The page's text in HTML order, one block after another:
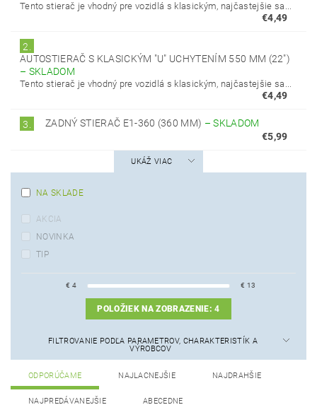
Tento stierač je vhodný pre vozidlá s klasickým, najčastejšie sa...
€4,49
2.
AUTOSTIERAČ S KLASICKÝM "U" UCHYTENÍM 550 MM (22")
– SKLADOM
Tento stierač je vhodný pre vozidlá s klasickým, najčastejšie sa...
€4,49
3. ZADNÝ STIERAČ E1-360 (360 MM) –SKLADOM
€5,99
UKÁŽ VIAC
NA SKLADE
AKCIA
NOVINKA
TIP
€ 4 € 13
POLOŽIEK NA ZOBRAZENIE:4
FILTROVANIE PODĽA PARAMETROV, CHARAKTERISTÍK A
VÝROBCOV
ODPORÚČAME NAJLACNEJŠIE NAJDRAHŠIE
NAJPREDÁVANEJŠIE ABECEDNE